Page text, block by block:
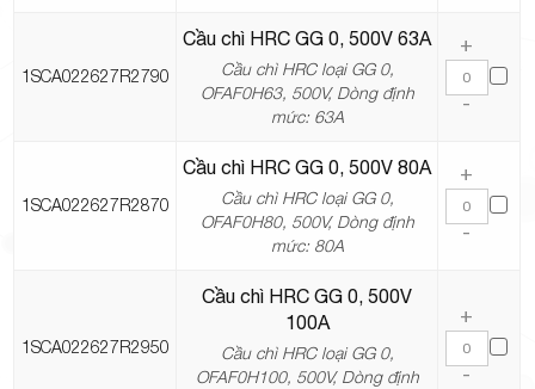
1SCA022627R2790
Cầu chì HRC GG 0, 500V 63A
Cầu chì HRC loại GG 0,
OFAF0H63, 500V, Dòng định
mức: 63A
+
-
1SCA022627R2870
Cầu chì HRC GG 0, 500V 80A
Cầu chì HRC loại GG 0,
OFAF0H80, 500V, Dòng định
mức: 80A
+
-
1SCA022627R2950
Cầu chì HRC GG 0, 500V
100A
Cầu chì HRC loại GG 0,
OFAF0H100, 500V, Dòng định
+
-